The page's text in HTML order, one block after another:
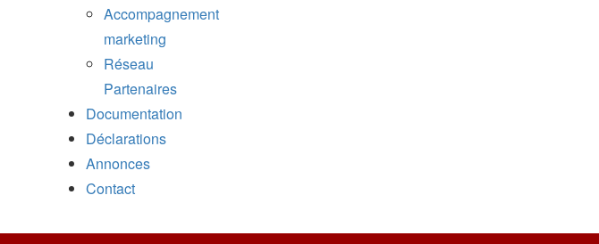
Accompagnement
marketing
Réseau
Partenaires
Documentation
Déclarations
Annonces
Contact